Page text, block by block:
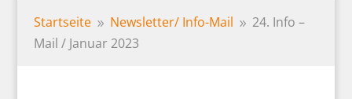
Startseite 9 Newsletter/Info-Mail 9 24. Info –
Mail / Januar 2023